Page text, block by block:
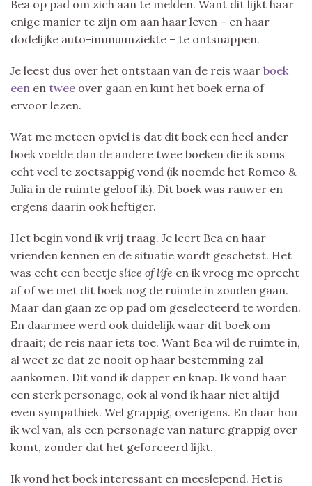
Bea op pad om zich aan te melden. Want dit lijkt haar
enige manier te zijn om aan haar leven – en haar
dodelijke auto-immuunziekte – te ontsnappen.
Je leest dus over het ontstaan van de reis waar boek
een en twee over gaan en kunt het boek erna of
ervoor lezen.
Wat me meteen opviel is dat dit boek een heel ander
boek voelde dan de andere twee boeken die ik soms
echt veel te zoetsappig vond (ik noemde het Romeo &
Julia in de ruimte geloof ik). Dit boek was rauwer en
ergens daarin ook heftiger.
Het begin vond ik vrij traag. Je leert Bea en haar
vrienden kennen en de situatie wordt geschetst. Het
was echt een beetje slice of life en ik vroeg me oprecht
af of we met dit boek nog de ruimte in zouden gaan.
Maar dan gaan ze op pad om geselecteerd te worden.
En daarmee werd ook duidelijk waar dit boek om
draait; de reis naar iets toe. Want Bea wil de ruimte in,
al weet ze dat ze nooit op haar bestemming zal
aankomen. Dit vond ik dapper en knap. Ik vond haar
een sterk personage, ook al vond ik haar niet altijd
even sympathiek. Wel grappig, overigens. En daar hou
ik wel van, als een personage van nature grappig over
komt, zonder dat het geforceerd lijkt.
Ik vond het boek interessant en meeslepend. Het is